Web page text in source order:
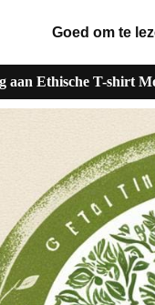
Goed om te
aan Ethische T-shirt